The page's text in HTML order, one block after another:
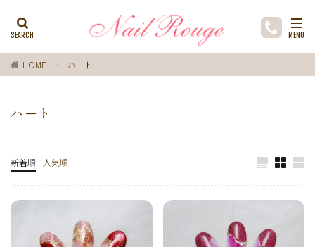
HOME ハート
ハート
新着順 人気順
カテゴリー
ブラウン
ﾌﾗﾜｰ
箔
マグネットネイル
紅葉 紫陽花
シェル
ひまわり
コスモス
チーク
ｲｴﾛｰ
花火